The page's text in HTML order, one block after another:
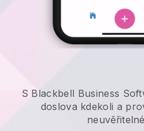
S Blackbell Business
doslova kdekoli a